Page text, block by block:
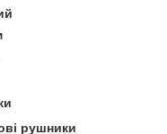
рушники